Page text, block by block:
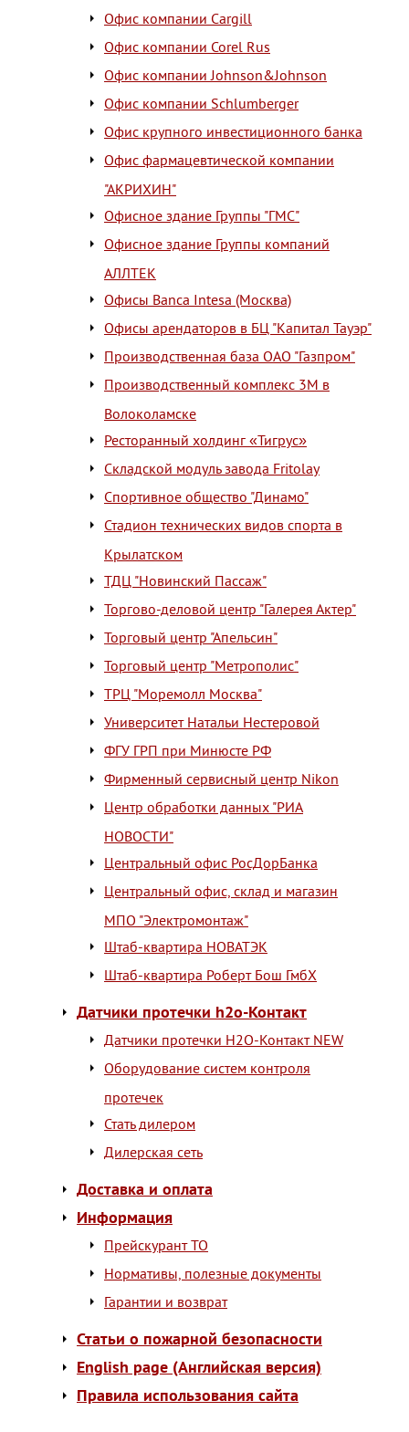
Офис компании Cargill
Офис компании Corel Rus
Офис компании Johnson&Johnson
Офис компании Schlumberger
Офис крупного инвестиционного банка
Офис фармацевтической компании
"АКРИХИН"
Офисное здание Группы "ГМС"
Офисное здание Группы компаний
АЛЛТЕК
Офисы Banca Intesa (Москва)
Офисы арендаторов в БЦ "Капитал Тауэр"
Производственная база ОАО "Газпром"
Производственный комплекс 3М в
Волоколамске
Ресторанный холдинг «Тигрус»
Складской модуль завода Fritolay
Спортивное общество "Динамо"
Стадион технических видов спорта в
Крылатском
ТДЦ "Новинский Пассаж"
Торгово-деловой центр "Галерея Актер"
Торговый центр "Апельсин"
Торговый центр "Метрополис"
ТРЦ "Моремолл Москва"
Университет Натальи Нестеровой
ФГУ ГРП при Минюсте РФ
Фирменный сервисный центр Nikon
Центр обработки данных "РИА
НОВОСТИ"
Центральный офис РосДорБанка
Центральный офис, склад и магазин
МПО "Электромонтаж"
Штаб-квартира НОВАТЭК
Штаб-квартира Роберт Бош ГмбХ
Датчики протечки h2o-Контакт
Датчики протечки H2O-Контакт NEW
Оборудование систем контроля
протечек
Стать дилером
Дилерская сеть
Доставка и оплата
Информация
Прейскурант ТО
Нормативы, полезные документы
Гарантии и возврат
Статьи о пожарной безопасности
English page (Английская версия)
Правила использования сайта